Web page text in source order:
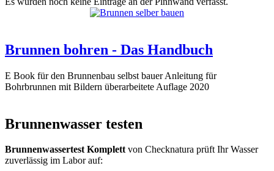
Brunnen bohren - Das Handbuch
E Book für den Brunnenbau selbst bauer Anleitung für
Bohrbrunnen mit Bildern überarbeitete Auflage 2020
Brunnenwasser testen
Brunnenwassertest Komplettvon Checknatura prüft Ihr Wasser
zuverlässig im Labor auf: